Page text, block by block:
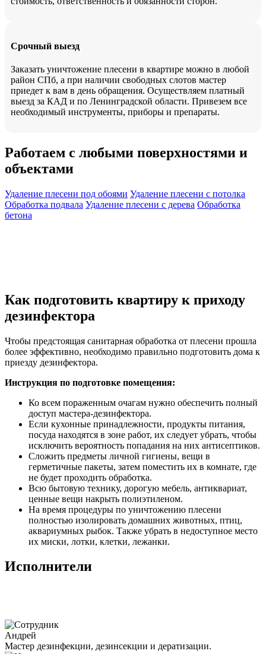
Срочный выезд
Заказать уничтожение плесени в квартире можно в любой
район СПб, а при наличии свободных слотов мастер
приедет к вам в день обращения. Осуществляем платный
выезд за КАД и по Ленинградской области. Привезем все
необходимый инструменты, приборы и препараты.
Работаем с любыми поверхностями и
объектами
Удаление плесени под обоями Удаление плесени с потолка
Обработка подвала Удаление плесени с дерева Обработка
бетона
Как подготовить квартиру к приходу
дезинфектора
Чтобы предстоящая санитарная обработка от плесени прошла
более эффективно, необходимо правильно подготовить дома к
приезду дезинфектора.
Инструкция по подготовке помещения:
Ко всем пораженным очагам нужно обеспечить полный
доступ мастера-дезинфектора.
Если кухонные принадлежности, продукты питания,
посуда находятся в зоне работ, их следует убрать, чтобы
исключить вероятность попадания на них антисептиков.
Сложить предметы личной гигиены, вещи в
герметичные пакеты, затем поместить их в комнате, где
не будет проходить обработка.
Всю бытовую технику, дорогую мебель, антиквариат,
ценные вещи накрыть полиэтиленом.
На время процедуры по уничтожению плесени
полностью изолировать домашних животных, птиц,
аквариумных рыбок. Также убрать в недоступное место
их миски, лотки, клетки, лежанки.
Исполнители
Андрей
Мастер дезинфекции, дезинсекции и дератизации.